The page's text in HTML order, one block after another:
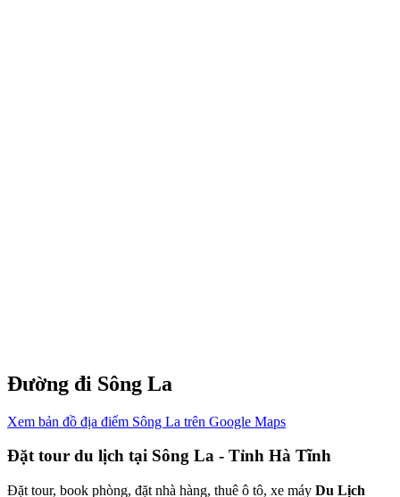
Đường đi Sông La
Xem bản đồ địa điểm Sông La trên Google Maps
Đặt tour du lịch tại Sông La - Tỉnh Hà Tĩnh
Đặt tour, book phòng, đặt nhà hàng, thuê ô tô, xe máy Du Lịch